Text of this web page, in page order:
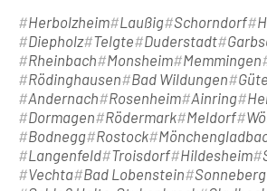
Herbolzheim Laußig Schorndorf
Diepholz Telgte Duderstadt
Rheinbach
Monsheim Memmingen
Rödinghausen
Bad Wildungen
Andernach
Rosenheim Ainring
Dormagen
Rödermark Meldorf
Bodnegg Rostock
Langenfeld Troisdorf Hildesheim
Vechta Bad Lobenstein Sonneberg